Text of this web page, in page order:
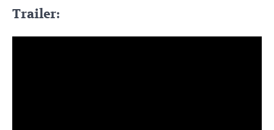
Trailer: